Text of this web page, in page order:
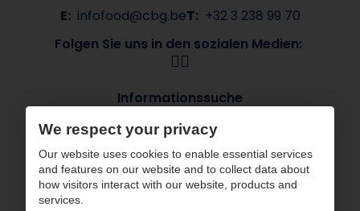
E: infofood@cbg.beT: +32 3 238 99 70
Folgen Sie uns in den sozialen Medien:
Informationssuche
Branchen
ESG
CBG arbeitet mit zertifizierten Partnern
We respect your privacy
Our website uses cookies to enable essential services
and features on our website and to collect data about
how visitors interact with our website, products and
services.